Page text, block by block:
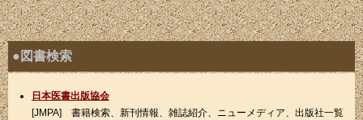
●図書検索
日本医書出版協会
[JMPA] 書籍検索、新刊情報、雑誌紹介、ニューメディア、出版社一覧